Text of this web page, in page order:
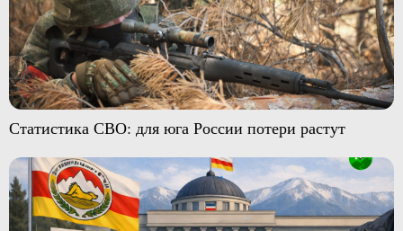
Статистика СВО: для юга России потери растут